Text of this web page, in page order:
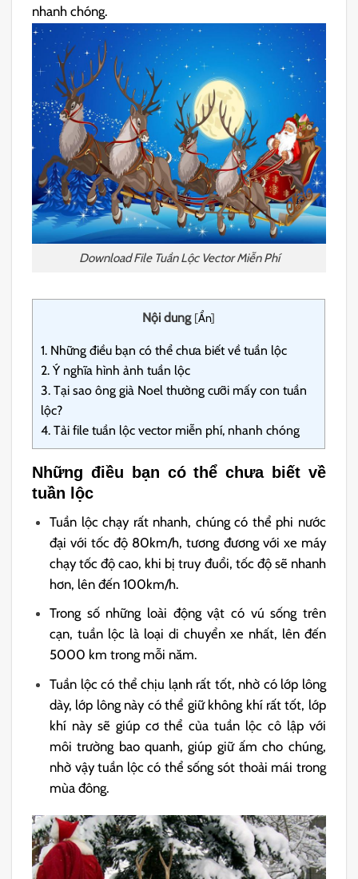
nhanh chóng.
Download File Tuần Lộc Vector Miễn Phí
Nội dung [Ẩn]
1. Những điều bạn có thể chưa biết về tuần lộc
2. Ý nghĩa hình ảnh tuần lộc
3. Tại sao ông già Noel thường cưỡi mấy con tuần
lộc?
4. Tải file tuần lộc vector miễn phí, nhanh chóng
Những điều bạn có thể chưa biết về
tuần lộc
Tuần lộc chạy rất nhanh, chúng có thể phi nước
đại với tốc độ 80km/h, tương đương với xe máy
chạy tốc độ cao, khi bị truy đuổi, tốc độ sẽ nhanh
hơn, lên đến 100km/h.
Trong số những loài động vật có vú sống trên
cạn, tuần lộc là loại di chuyển xe nhất, lên đến
5000 km trong mỗi năm.
Tuần lộc có thể chịu lạnh rất tốt, nhờ có lớp lông
dày, lớp lông này có thể giữ không khí rất tốt, lớp
khí này sẽ giúp cơ thể của tuần lộc cô lập với
môi trường bao quanh, giúp giữ ấm cho chúng,
nhờ vậy tuần lộc có thể sống sót thoải mái trong
mùa đông.